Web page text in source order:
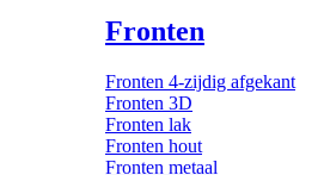
Fronten
Fronten 4-zijdig afgekant
Fronten 3D
Fronten lak
Fronten hout
Fronten metaal